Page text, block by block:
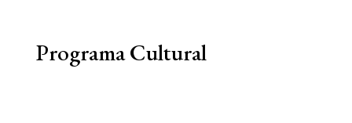
Programa Cultural